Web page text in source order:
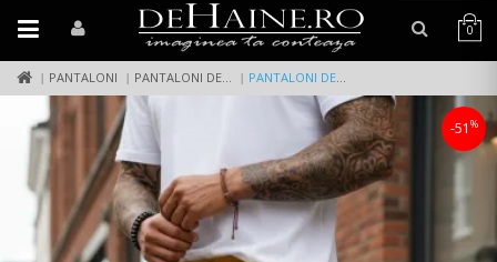
0
PANTALONI PANTALONI DE TRENING PANTALONI DE TRENING CARGO, CREM, CONICI Y101 26-4
-51 %